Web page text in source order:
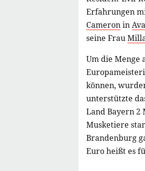
Erfahrungen
Cameronin
seine Frau
Um die Menge
können,
unterstützte
Land Bayern
Musketiere
Brandenburg
Euro heißt es